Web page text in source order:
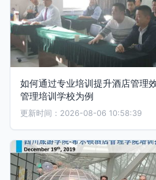
如何通过专业培训提升酒店管
管理培训学校为例
更新时间：2026-08-06 10:58:39